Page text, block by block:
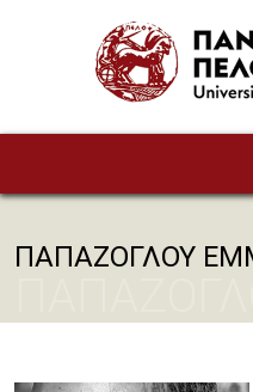
ΠΑΠΑΖΟΓΛΟΥ